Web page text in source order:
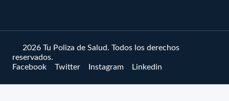
© 2026 Tu Poliza de Salud. Todos los derechos
reservados.
Facebook
Twitter Instagram Linkedin